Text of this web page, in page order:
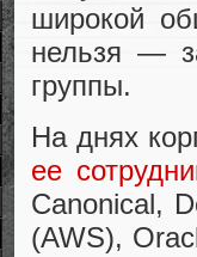
широкой
нельзя —
группы.
На днях
ее
Canonical,
(AWS),